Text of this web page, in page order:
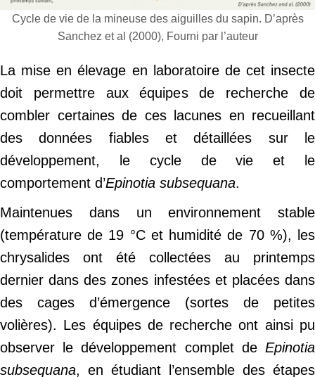
Cycle de vie de la mineuse des aiguilles du sapin. D’après
Sanchez et al (2000), Fourni par l’auteur
La mise en élevage en laboratoire de cet insecte
doit permettre aux équipes de recherche de
combler certaines de ces lacunes en recueillant
des données fiables et détaillées sur le
développement, le cycle de vie et le
comportement d’Epinotia subsequana.
Maintenues dans un environnement stable
(température de 19 °C et humidité de 70 %), les
chrysalides ont été collectées au printemps
dernier dans des zones infestées et placées dans
des cages d’émergence (sortes de petites
volières). Les équipes de recherche ont ainsi pu
observer le développement complet de Epinotia
subsequana, en étudiant l’ensemble des étapes